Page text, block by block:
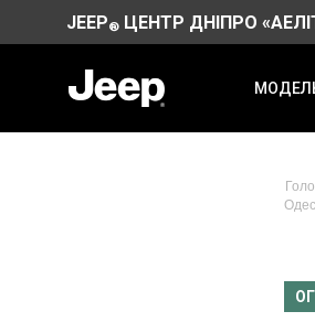
JEEP® ЦЕНТР ДНІПРО